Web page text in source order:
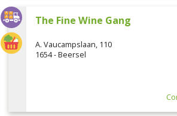
The Fine Wine Gang
A. Vaucampslaan, 110
1654 - Beersel